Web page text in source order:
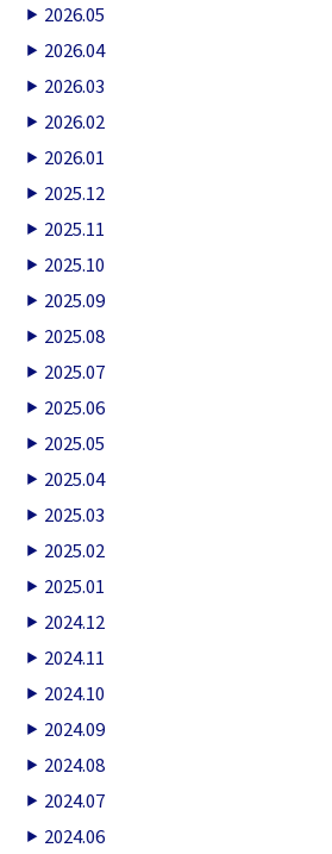
2026.05
2026.04
2026.03
2026.02
2026.01
2025.12
2025.11
2025.10
2025.09
2025.08
2025.07
2025.06
2025.05
2025.04
2025.03
2025.02
2025.01
2024.12
2024.11
2024.10
2024.09
2024.08
2024.07
2024.06